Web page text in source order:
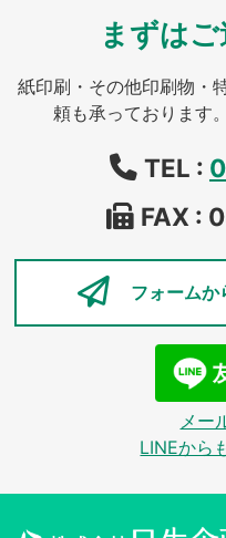
まずは
紙印刷・その他印刷物・
頼も承っております
TEL :
FAX :
フォームか
メー
LINEから